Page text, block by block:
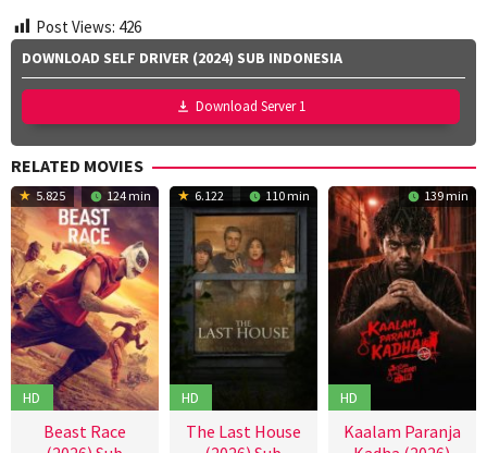
Post Views: 426
DOWNLOAD SELF DRIVER (2024) SUB INDONESIA
Download Server 1
RELATED MOVIES
5.825 124 min
HD
Beast Race
6.122 110 min
HD
The Last House
139 min
HD
Kaalam Paranja